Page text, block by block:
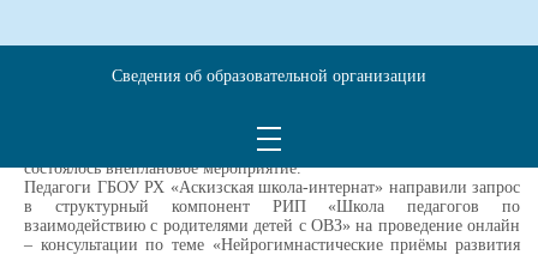
Региональной инновационная площадка «Консалтинговый центр
школа-интернат», продолжает активно оказывать консалтинговую
помощь не только родителям детей с ОВЗ.
состоялось внеплановое мероприятие.
Педагоги ГБОУ РХ «Аскизская школа-интернат» направили запрос
в структурный компонент РИП «Школа педагогов по
взаимодействию с родителями детей с ОВЗ» на проведение онлайн
– консультации по теме «Нейрогимнастические приёмы развития
Сведения об образовательной организации